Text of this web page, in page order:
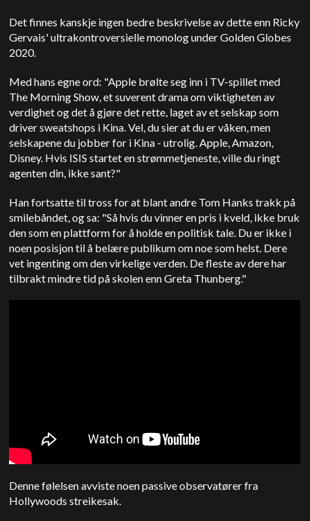
Det finnes kanskje ingen bedre beskrivelse av dette enn Ricky
Gervais' ultrakontroversielle monolog under Golden Globes
2020.
Med hans egne ord: "Apple brølte seg inn i TV-spillet med
The Morning Show, et suverent drama om viktigheten av
verdighet og det å gjøre det rette, laget av et selskap som
driver sweatshops i Kina. Vel, du sier at du er våken, men
selskapene du jobber for i Kina - utrolig. Apple, Amazon,
Disney. Hvis ISIS startet en strømmetjeneste, ville du ringt
agenten din, ikke sant?"
Han fortsatte til tross for at blant andre Tom Hanks trakk på
smilebåndet, og sa: "Så hvis du vinner en pris i kveld, ikke bruk
den som en plattform for å holde en politisk tale. Du er ikke i
noen posisjon til å belære publikum om noe som helst. Dere
vet ingenting om den virkelige verden. De fleste av dere har
tilbrakt mindre tid på skolen enn Greta Thunberg."
Denne følelsen avviste noen passive observatører fra
Hollywoods streikesak.